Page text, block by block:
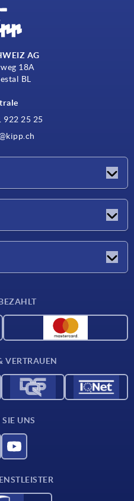
AG
18A
BL
922 25 25
VERTRAUEN
SIE UNS